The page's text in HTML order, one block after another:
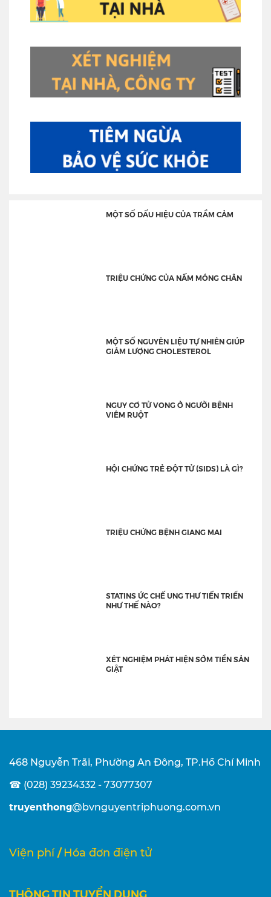
MỘT SỐ DẤU HIỆU CỦA TRẦM CẢM
TRIỆU CHỨNG CỦA NẤM MÓNG CHÂN
MỘT SỐ NGUYÊN LIỆU TỰ NHIÊN GIÚP
GIẢM LƯỢNG CHOLESTEROL
NGUY CƠ TỬ VONG Ở NGƯỜI BỆNH
VIÊM RUỘT
HỘI CHỨNG TRẺ ĐỘT TỬ (SIDS) LÀ GÌ?
TRIỆU CHỨNG BỆNH GIANG MAI
STATINS ỨC CHẾ UNG THƯ TIẾN TRIỂN
NHƯ THẾ NÀO?
XÉT NGHIỆM PHÁT HIỆN SỚM TIỀN SẢN
GIẬT
468 Nguyễn Trãi, Phường An Đông, TP.Hồ Chí Minh
☎ (028) 39234332 - 73077307
truyenthong@bvnguyentriphuong.com.vn
Viện phí / Hóa đơn điện tử
THÔNG TIN TUYỂN DỤNG